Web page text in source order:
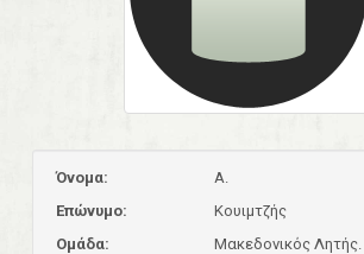
Όνομα:
A.
Επώνυμο:
Κουιμτζής
Ομάδα:
Μακεδονικός Λητής.